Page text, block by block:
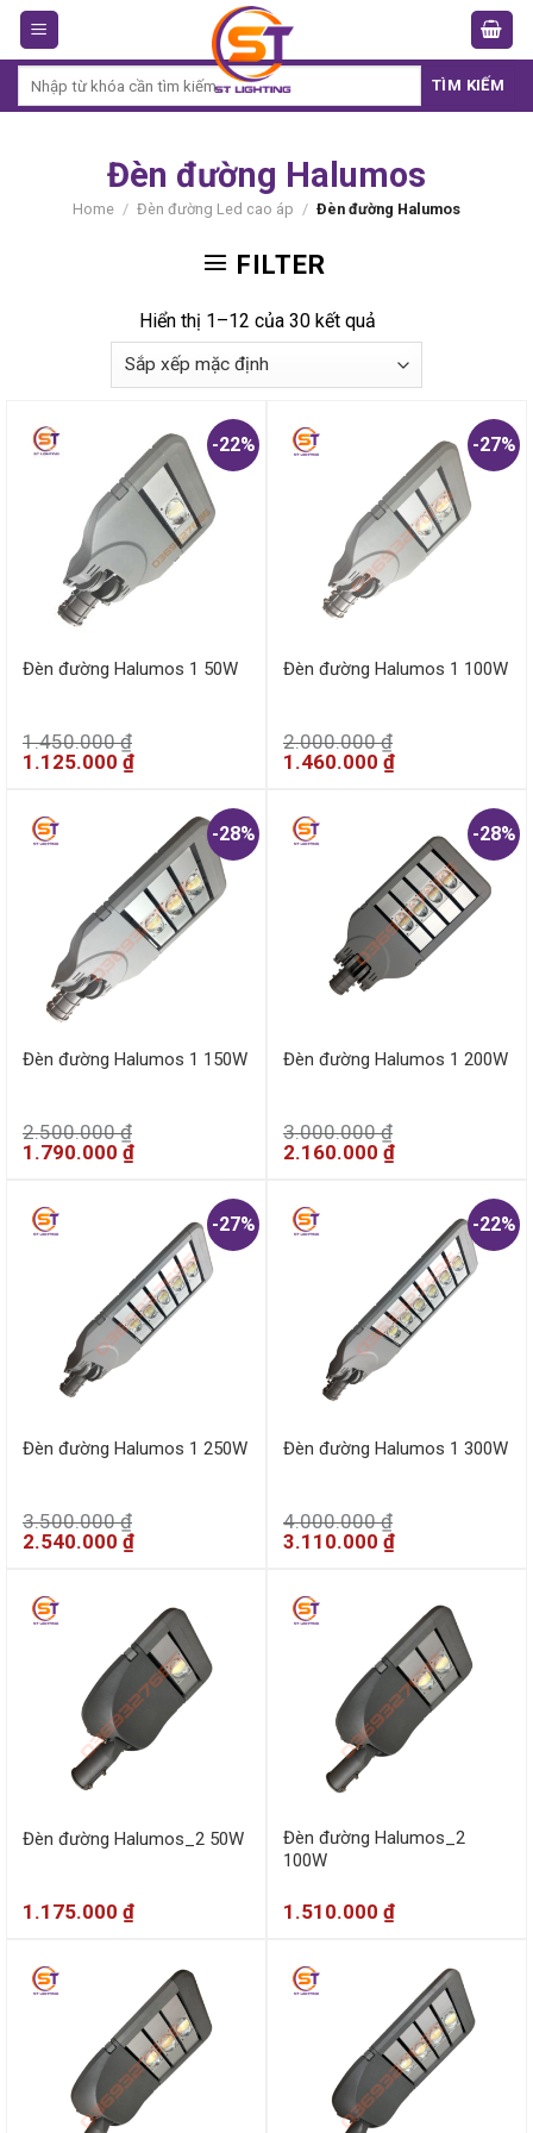
Skip
content
TÌM KIẾM
Đèn đường Halumos
Home / Đèn đường Led cao áp / Đèn đường Halumos
FILTER
Hiển thị 1–12 của 30 kết quả
-22%
Đèn đường Halumos 1 50W
1.450.000₫
1.125.000 ₫
-27%
Đèn đường Halumos 1 100W
2.000.000₫
1.460.000 ₫
-28%
Đèn đường Halumos 1 150W
2.500.000₫
1.790.000 ₫
-28%
Đèn đường Halumos 1 200W
3.000.000₫
2.160.000 ₫
-27%
Đèn đường Halumos 1 250W
3.500.000₫
2.540.000 ₫
-22%
Đèn đường Halumos 1 300W
4.000.000₫
3.110.000 ₫
Đèn đường Halumos_2 50W
1.175.000 ₫
Đèn đường Halumos_2
100W
1.510.000 ₫